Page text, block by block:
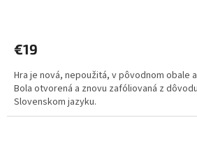
€19
Hra je nová, nepoužitá, v pôvodnom obale
Bola otvorená a znovu zafóliovaná z
Slovenskom jazyku.